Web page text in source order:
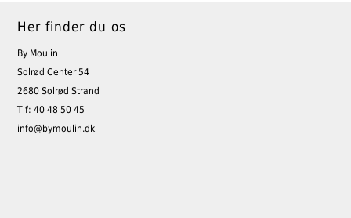
Her finder du os
By Moulin
Solrød Center 54
2680 Solrød Strand
Tlf: 40 48 50 45
info@bymoulin.dk